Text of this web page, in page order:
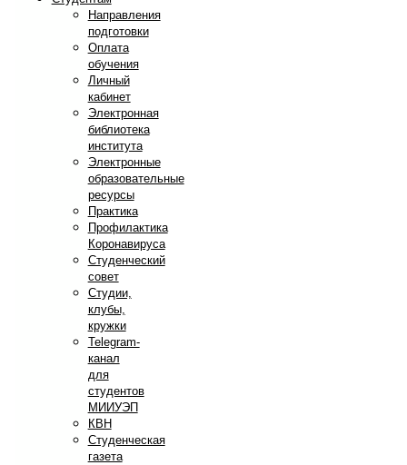
Направления
подготовки
Оплата
обучения
Личный
кабинет
Электронная
библиотека
института
Электронные
образовательные
ресурсы
Практика
Профилактика
Коронавируса
Студенческий
совет
Студии,
клубы,
кружки
Telegram-
канал
для
студентов
МИИУЭП
КВН
Студенческая
газета